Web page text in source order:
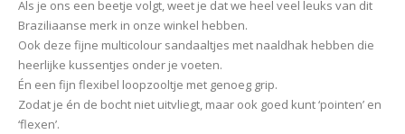
Als je ons een beetje volgt, weet je dat we heel veel leuks van dit
Braziliaanse merk in onze winkel hebben.
Ook deze fijne multicolour sandaaltjes met naaldhak hebben die
heerlijke kussentjes onder je voeten.
Én een fijn flexibel loopzooltje met genoeg grip.
Zodat je én de bocht niet uitvliegt, maar ook goed kunt ‘pointen’ en
‘flexen’.